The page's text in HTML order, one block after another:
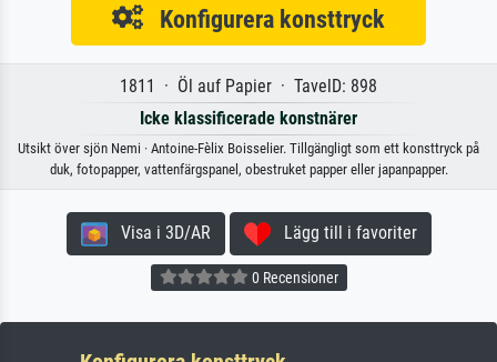
Konfigurera konsttryck
1811 · Öl auf Papier · TavelD: 898
Icke klassificerade konstnärer
Utsikt över sjön Nemi · Antoine-Fèlix Boisselier. Tillgängligt som ett konsttryck på
duk, fotopapper, vattenfärgspanel, obestruket papper eller japanpapper.
Visa i 3D/AR Lägg till i favoriter
0 Recensioner